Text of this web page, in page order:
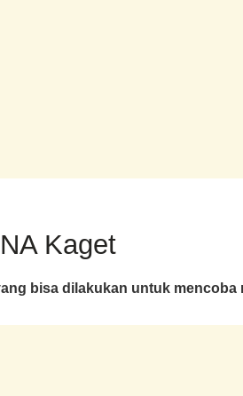
Kaget
bisa dilakukan untuk mencoba